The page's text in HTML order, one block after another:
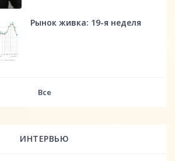
Рынок живка: 19-я неделя
Все
ИНТЕРВЬЮ